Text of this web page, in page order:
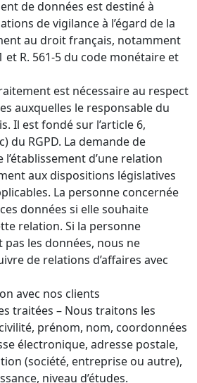
de données est destiné à
de vigilance à l’égard de la
au droit français, notamment
et R. 561-5 du code monétaire et
est nécessaire au respect
auxquelles le responsable du
Il est fondé sur l’article 6,
du RGPD. La demande de
d’une relation
aux dispositions législatives
La personne concernée
données si elle souhaite
relation. Si la personne
les données, nous ne
de relations d’affaires avec
avec nos clients
traitées – Nous traitons les
prénom, nom, coordonnées
électronique, adresse postale,
(société, entreprise ou autre),
niveau d’études.